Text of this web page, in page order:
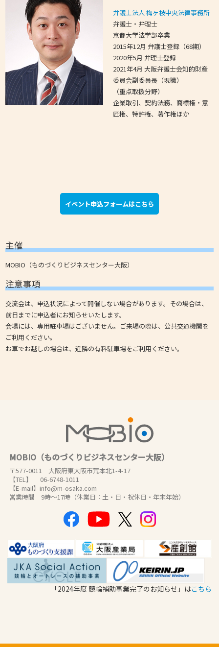
弁護士法人 梅ヶ枝中央法律事務所
弁護士・弁理士
京都大学法学部卒業
2015年12月 弁護士登録（68期）
2020年5月 弁理士登録
2021年4月 大阪弁護士会知的財産
委員会副委員長（現職）
（重点取扱分野）
企業取引、契約法務、商標権・意
匠権、特許権、著作権ほか
イベント申込フォームはこちら
主催
MOBIO（ものづくりビジネスセンター大阪）
注意事項
交流会は、申込状況によって開催しない場合があります。その場合は、
前日までに申込者にお知らせいたします。
会場には、専用駐車場はございません。ご来場の際は、公共交通機関を
ご利用ください。
お車でお越しの場合は、近隣の有料駐車場をご利用ください。
MOBIO（ものづくりビジネスセンター大阪）
〒577-0011 大阪府東大阪市荒本北1-4-17
【TEL】 06-6748-1011
【E-mail】info@m-osaka.com
営業時間 9時～17時（休業日：土・日・祝休日・年末年始）
「2024年度 競輪補助事業完了のお知らせ」はこちら